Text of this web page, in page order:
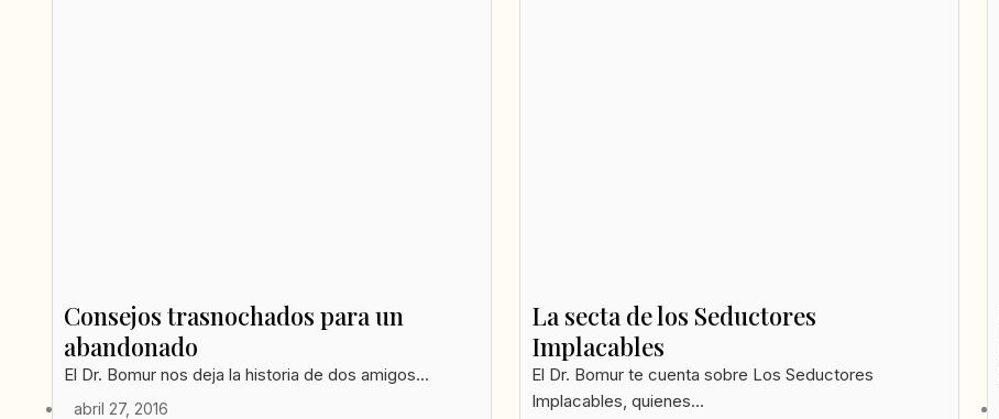
Consejos trasnochados para un
abandonado
El Dr. Bomur nos deja la historia de dos amigos...
abril 27, 2016
La secta de los Seductores
Implacables
El Dr. Bomur te cuenta sobre Los Seductores
Implacables, quienes...